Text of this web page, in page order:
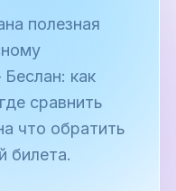
полезная
как
сравнить
что обратить
билета.